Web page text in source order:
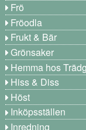
Frö
Fröodla
Frukt & Bär
Grönsaker
Hemma hos
Hiss & Diss
Höst
Inköpsställen
Inredning